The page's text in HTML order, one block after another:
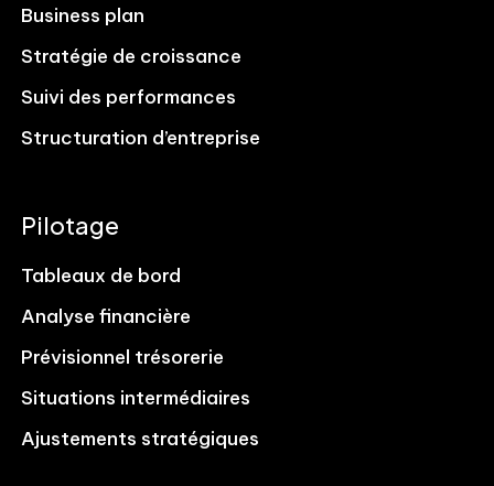
Business plan
Stratégie de croissance
Suivi des performances
Structuration d’entreprise
Pilotage
Tableaux de bord
Analyse financière
Prévisionnel trésorerie
Situations intermédiaires
Ajustements stratégiques